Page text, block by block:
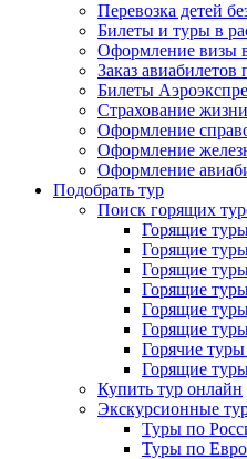
Перевозка детей
Билеты и туры в
Оформление визы
Заказ авиабилетов
Билеты
Страхование
Оформление
Оформление
Оформление
Подобрать тур
Поиск горящих
Горящие
Горящие
Горящие
Горящие
Горящие
Горящие
Горячие
Горящие
Купить тур онлайн
Экскурсионные
Туры по
Туры по